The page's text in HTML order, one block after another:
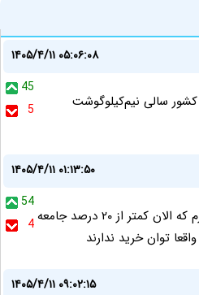
۱۴۰۵/۴/۱۱ ۰۵:۰۶:۰۸
45
5
سالی نیم‌کیلو‌گوشت
۱۴۰۵/۴/۱۱ ۰۱:۱۳:۵۰
54
4انصافا کاری به قشره مرفه ندارم که الان کمتر از ۲۰ درصد جامعه
۱۴۰۵/۴/۱۱ ۰۹:۰۲:۱۵